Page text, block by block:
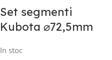
Set segmenti
Kubota ⌀72,5mm
In stoc